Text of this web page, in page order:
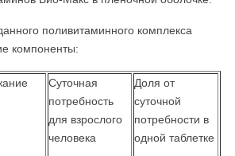
поливитаминного комплекса
компоненты:
Суточная
потребность
для взрослого
человека
Доля от
суточной
потребности в
одной таблетке